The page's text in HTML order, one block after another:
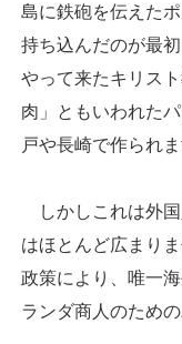
島に鉄砲を伝えた
持ち込んだのが最
やって来たキリス
肉」ともいわれた
戸や長崎で作られま
しかしこれは外国
はほとんど広まり
政策により、唯一
ランダ商人のため